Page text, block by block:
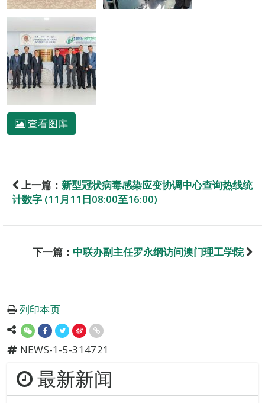
查看图库
上一篇： 新型冠状病毒感染应变协调中心查询热线统
计数字 (11月11日08:00至16:00)
下一篇： 中联办副主任罗永纲访问澳门理工学院
列印本页
NEWS-1-5-314721
最新新闻